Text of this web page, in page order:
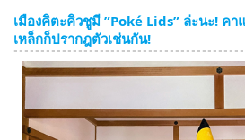
เมืองคิตะคิวชูมี ”Poké Lids” ล่ะนะ! คา
เหล็กก็ปรากฎตัวเช่นกัน!